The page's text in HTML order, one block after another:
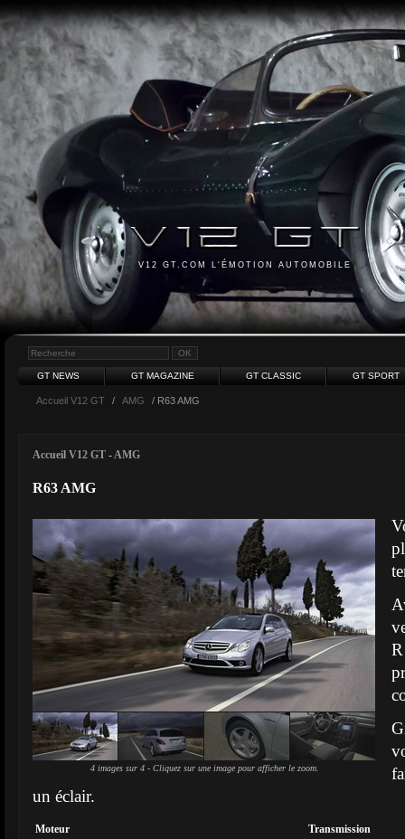
V12 GT.COM L'ÉMOTION AUTOMOBILE
GT NEWS GT MAGAZINE GT CLASSIC GT SPORT
Accueil V12 GT / AMG / R63 AMG
Accueil V12 GT -AMG
R63 AMG
4 images sur 4 - Cliquez sur une image pour afficher le zoom.
un éclair.
Moteur Transmission